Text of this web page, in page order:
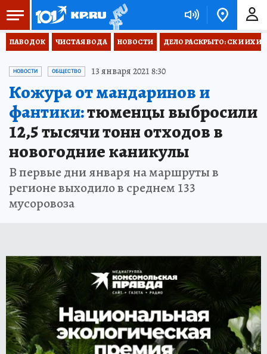
ПАВОДОК ЧИСТАЯ ВОДА НОВОСТИ ДЕЛО РАСКРЫТО: СК И ИХ
НОВОСТИ ОБЩЕСТВО 13 января 2021 8:30
Кожура от мандаринов и
фантики:тюменцы выбросили
12,5 тысячи тонн отходов в
новогодние каникулы
В первые дни января на маршруты в
регионе выходило в среднем 133
мусоровоза